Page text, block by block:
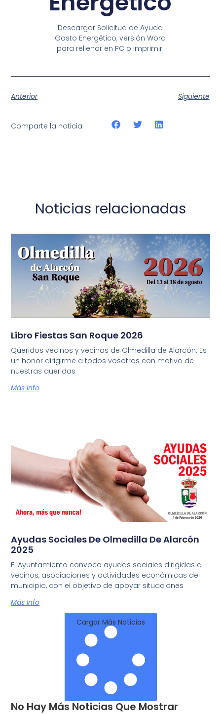
Descargar Solicitud de Ayuda
Gasto Energético, versión Word
para rellenar en PC o imprimir.
Anterior Siguiente
Comparte la noticia:
Noticias relacionadas
Libro Fiestas San Roque 2026
Queridos vecinos y vecinas de Olmedilla de Alarcón. Es
un honor dirigirme a todos vosotros con motivo de
nuestras queridas
Más Info
Ayudas Sociales De Olmedilla De Alarcón
2025
El Ayuntamiento convoca ayudas sociales dirigidas a
vecinos, asociaciones y actividades económicas del
municipio, con el objetivo de apoyar situaciones
Más Info
Cargar Más Noticias
No Hay Más Noticias Que Mostrar